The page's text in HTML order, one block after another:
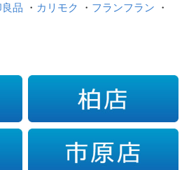
品 ・ カリモク ・ フランフラン ・